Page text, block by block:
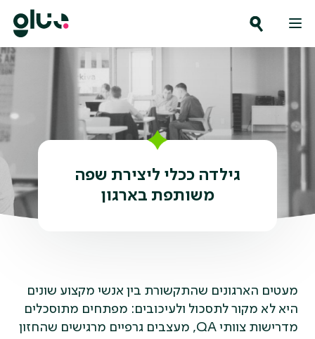
content
גילדה ככלי ליצירת שפה
משותפת בארגון
מעטים הארגונים שהתקשורת בין אנשי מקצוע שונים
היא לא מקור לתסכול ולעיכובים: מפתחים מתוסכלים
מדרישות צוותי QA, מעצבים גרפיים מרגישים שהחזון